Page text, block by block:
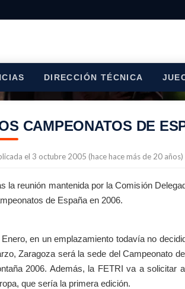
DIRECCIÓN TÉCNICA
CAMPEONATOS DE
el 3 octubre 2005 (hace hace más de 20 años)
la reunión mantenida por la Comisión
de España en 2006.
Enero, en un emplazamiento todavía no
Zaragoza será la sede del Campeonato
2006. Además, la FETRI va a solicitar
que sería la primera edición.